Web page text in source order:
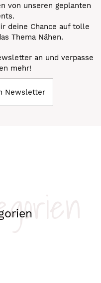
von unseren geplanten
deine Chance auf tolle
Thema Nähen.
an und verpasse
mehr!
Newsletter